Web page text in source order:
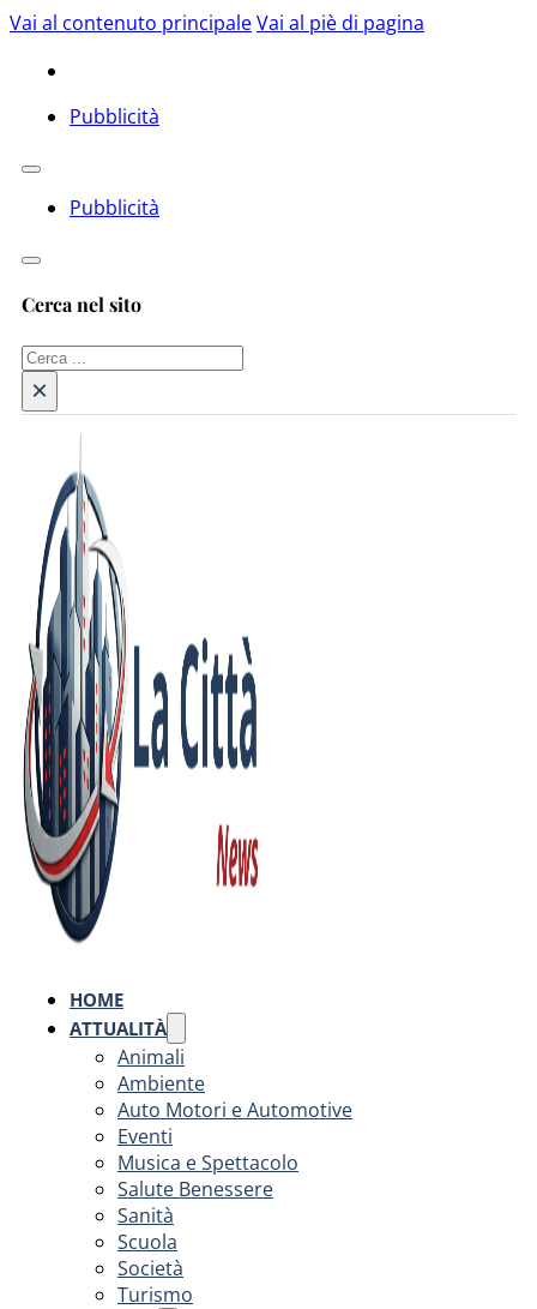
Vai al contenuto principaleVai al piè di pagina
Pubblicità
Pubblicità
Cerca nel sito
Cerca
×
HOME
ATTUALITÀ
Animali
Ambiente
Auto Motori e Automotive
Eventi
Musica e Spettacolo
Salute Benessere
Sanità
Scuola
Società
Turismo